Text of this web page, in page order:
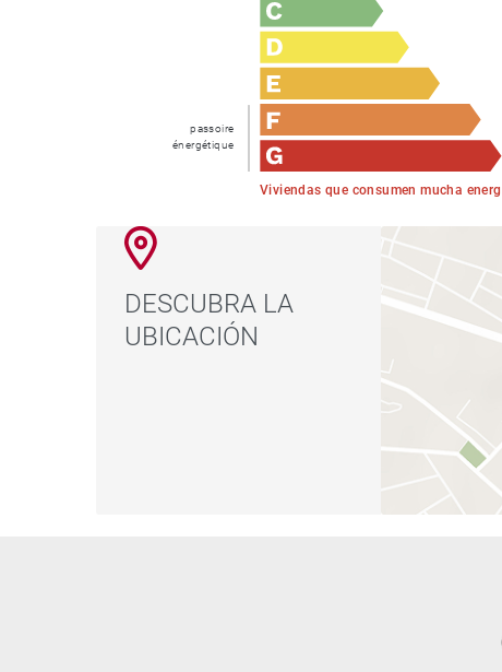
Viviendas que consumen mucha
passoire
énergétique
DESCUBRA LA
UBICACIÓN